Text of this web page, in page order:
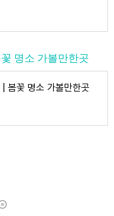
명소 가볼만한곳
봄꽃 명소 가볼만한곳